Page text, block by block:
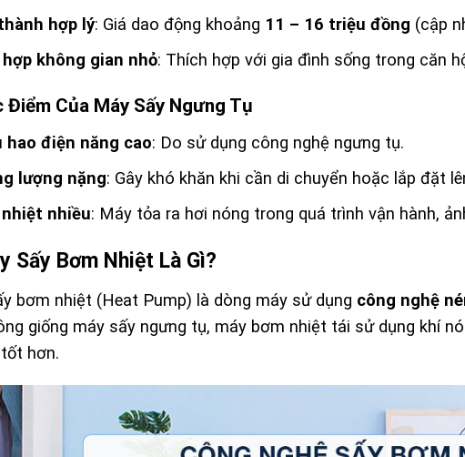
hợp lý: Giá dao động khoảng 11 – 16 triệu đồng (cập
hợp không gian nhỏ: Thích hợp với gia đình sống trong căn
Điểm Của Máy Sấy Ngưng Tụ
hao điện năng cao: Do sử dụng công nghệ ngưng tụ.
lượng nặng: Gây khó khăn khi cần di chuyển hoặc lắp đặt
nhiều: Máy tỏa ra hơi nóng trong quá trình vận hành,
Sấy Bơm Nhiệt Là Gì?
bơm nhiệt (Heat Pump) là dòng máy sử dụng công nghệ
giống máy sấy ngưng tụ, máy bơm nhiệt tái sử dụng khí
hơn.